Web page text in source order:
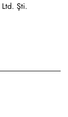
Ltd. Şti.